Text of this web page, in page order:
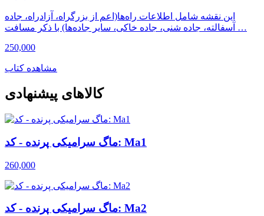
این نقشه شامل اطلاعات راه‌ها(اعم از بزرگراه، آزادراه، جاده
آسفالته، جاده شنی، جاده خاکی، سایر جاده‌ها) با ذکر مسافت …
250,000
مشاهده کتاب
کالاهای پیشنهادی
ماگ سرامیکی پرنده - کد: Ma1
260,000
ماگ سرامیکی پرنده - کد: Ma2